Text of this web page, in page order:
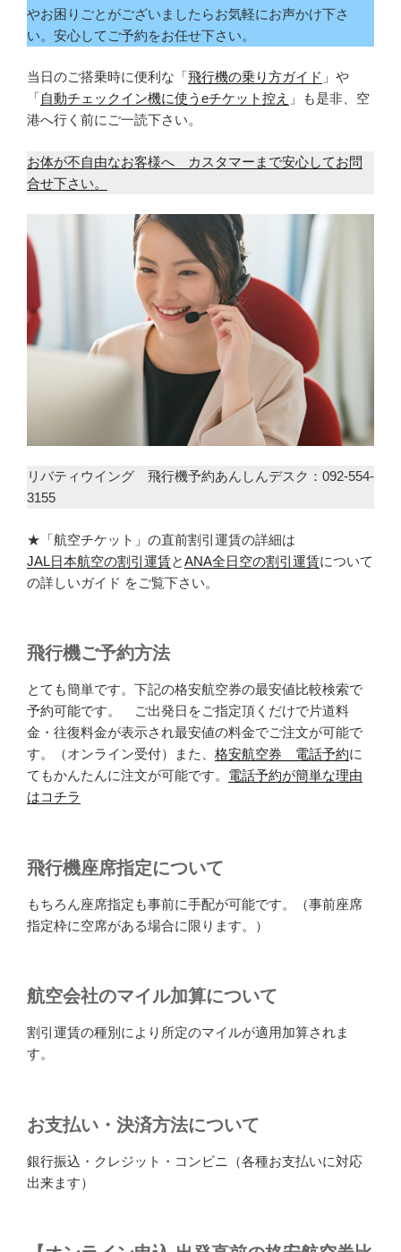
やお困りごとがございましたらお気軽にお声かけ下さ
い。安心してご予約をお任せ下さい。
当日のご搭乗時に便利な「飛行機の乗り方ガイド 」や
「自動チェックイン機に使うeチケット控え 」も是非、空
港へ行く前にご一読下さい。
お体が不自由なお客様へ カスタマーまで安心してお問
合せ下さい。
リバティウイング 飛行機予約あんしんデスク：092-554-
3155
★「航空チケット」の直前割引運賃の詳細は
JAL日本航空の割引運賃とANA全日空の割引運賃について
の詳しいガイド をご覧下さい。
飛行機ご予約方法
とても簡単です。下記の格安航空券の最安値比較検索で
予約可能です。 ご出発日をご指定頂くだけで片道料
金・往復料金が表示され最安値の料金でご注文が可能で
す。（オンライン受付）また、 格安航空券 電話予約に
てもかんたんに注文が可能です。 電話予約が簡単な理由
はコチラ
飛行機座席指定について
もちろん座席指定も事前に手配が可能です。（事前座席
指定枠に空席がある場合に限ります。）
航空会社のマイル加算について
割引運賃の種別により所定のマイルが適用加算されま
す。
お支払い・決済方法について
銀行振込・クレジット・コンビニ（各種お支払いに対応
出来ます）